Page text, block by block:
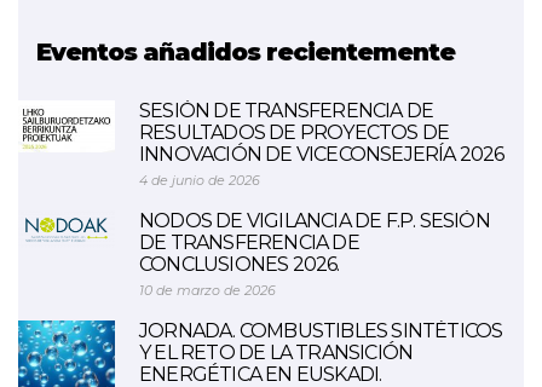
Eventos añadidos recientemente
SESIÓN DE TRANSFERENCIA DE
RESULTADOS DE PROYECTOS DE
INNOVACIÓN DE VICECONSEJERÍA 2026
4 de junio de 2026
NODOS DE VIGILANCIA DE F.P. SESIÓN
DE TRANSFERENCIA DE
CONCLUSIONES 2026.
10 de marzo de 2026
JORNADA. COMBUSTIBLES SINTÉTICOS
Y EL RETO DE LA TRANSICIÓN
ENERGÉTICA EN EUSKADI.